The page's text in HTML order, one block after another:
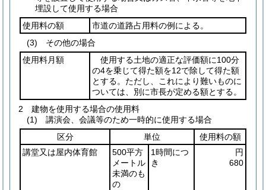
埋設して使用する場合
使用料の額
市道の道路占用料の例による。
(3) その他の場合
使用料月額
使用する土地の適正な評価額に100分
の4を乗じて得た額を12で除して得た額
とする。ただし、これにより難いものに
ついては、別に市長が定める額とする。
2 建物を使用する場合の使用料
(1) 講演会、会議等のため一時的に使用する場合
区分
単位
使用料の額
講堂又は屋内体育館
500平方
メートル
未満のも
の
1時間につ
き
円
680